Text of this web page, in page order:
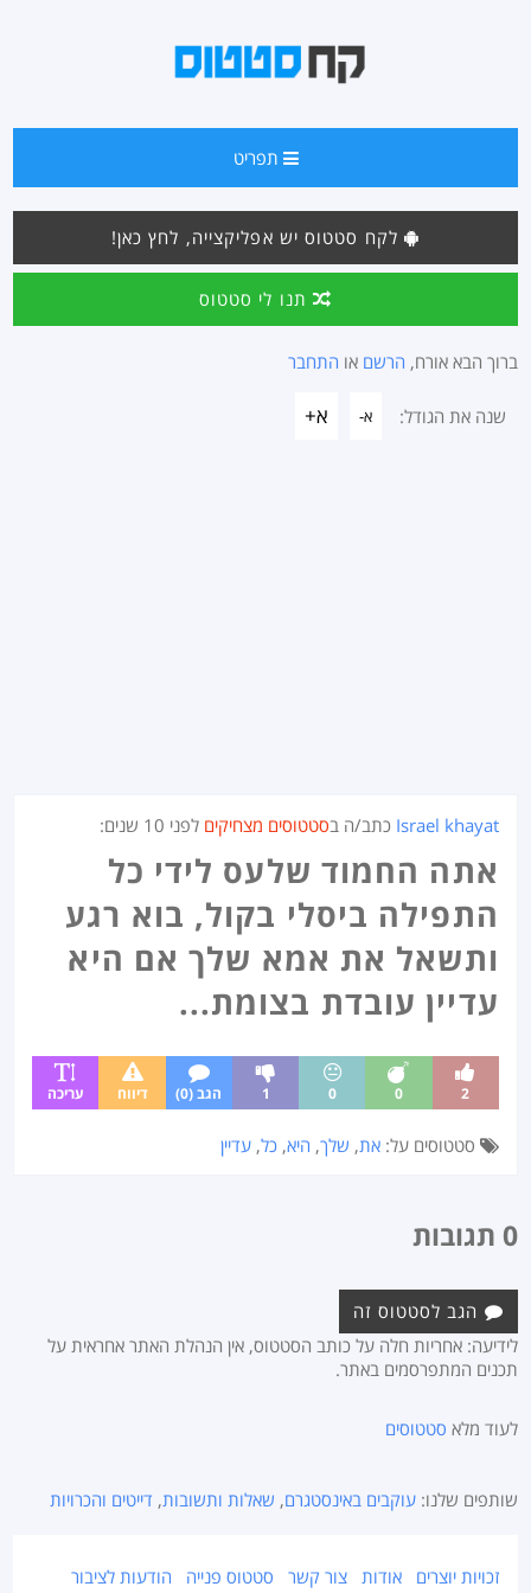
תפריט
לקח סטטוס יש אפליקצייה, לחץ כאן!
תנו לי סטטוס
ברוך הבא אורח, הרשם או התחבר
שנה את הגודל: א- א+
Israel khayat כתב/ה בסטטוסים מצחיקים לפני 10 שנים :
אתה החמוד שלעס לידי כל
התפילה ביסלי בקול, בוא רגע
ותשאל את אמא שלך אם היא
עדיין עובדת בצומת...
2
0
0
1 הגב (0) דיווח עריכה
סטטוסים על:את, שלך, היא,כל,עדיין
0 תגובות
הגב לסטטוס זה
לידיעה: אחריות חלה על כותב הסטטוס, אין הנהלת האתר אחראית על
תכנים המתפרסמים באתר.
לעוד מלא סטטוסים
שותפים שלנו:עוקבים באינסטגרם, שאלות ותשובות, דייטים והכרויות
זכויות יוצרים אודות צור קשר סטטוס פנייה
הודעות לציבור